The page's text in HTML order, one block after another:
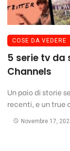
COSE DA VEDERE
5 serie tv da
Channels
Un paio di storie
recenti, e un true
Novembre 17,